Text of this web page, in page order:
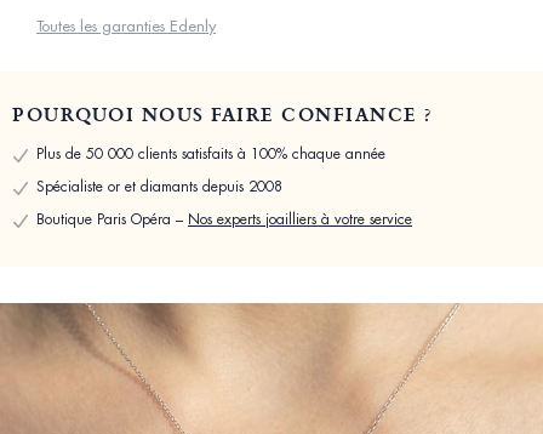
Toutes les garanties Edenly
POURQUOI NOUS FAIRE CONFIANCE ?
Plus de 50 000 clients satisfaits à 100% chaque année
Spécialiste or et diamants depuis 2008
Boutique Paris Opéra – Nos experts joailliers à votre service